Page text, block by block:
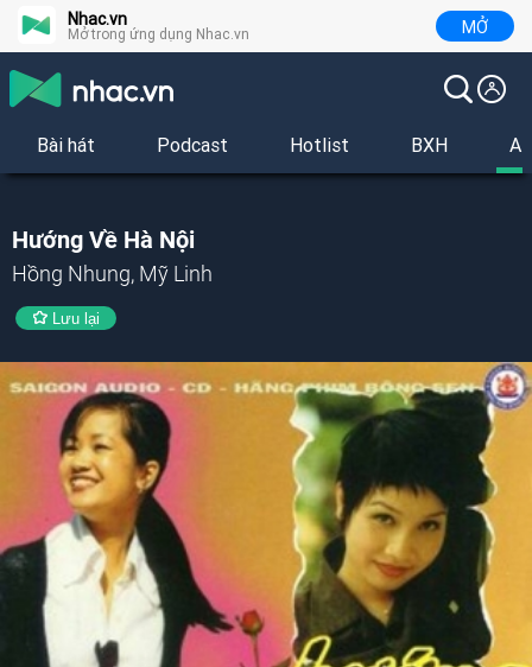
Nhac.vn
Mở trong ứng dụng Nhac.vn MỞ
Bài hát Podcast Hotlist BXH
Hướng Về Hà Nội
Hồng Nhung, Mỹ Linh
Lưu lại